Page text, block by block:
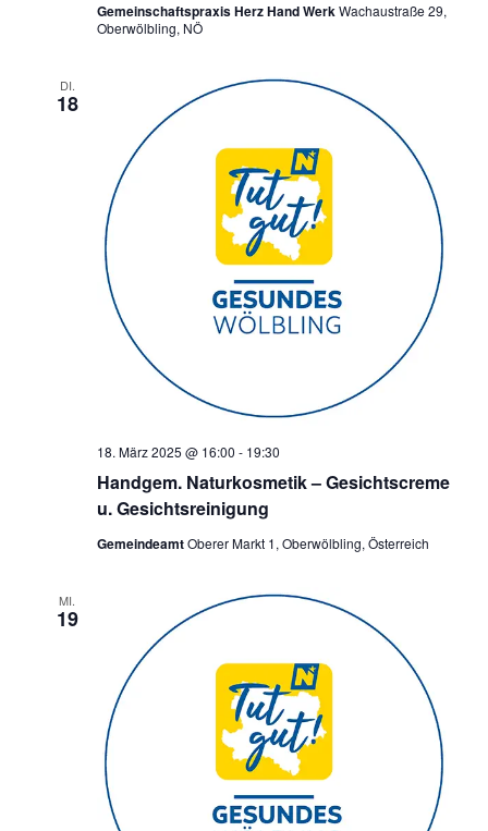
Gemeinschaftspraxis Herz Hand WerkWachaustraße 29,
Oberwölbling, NÖ
DI.
18
Handgem. Naturkosmetik – Gesichtscreme
u. Gesichtsreinigung
18. März 2025 @ 16:00 - 19:30
GemeindeamtOberer Markt 1, Oberwölbling, Österreich
MI.
19